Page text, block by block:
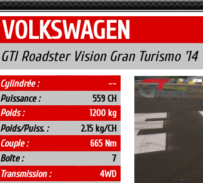
VOLKSWAGEN
GTI Roadster Vision Gran Turismo '14
Cylindrée :
--
Puissance :
559 CH
Poids :
1200 kg
Poids/Puiss. :
2.15 kg/CH
Couple :
665 Nm
Boîte :
7
Transmission :
4WD